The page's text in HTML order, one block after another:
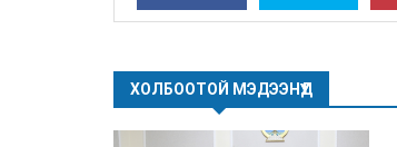
ХОЛБООТОЙ МЭДЭЭНҮҮД